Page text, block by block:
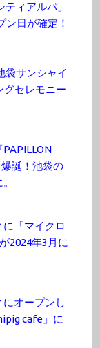
ティアルパ」
ン日が確定！
袋サンシャイ
グセレモニー
誕！池袋の
「マイクロ
2024年3月に
オープンし
cafe」に